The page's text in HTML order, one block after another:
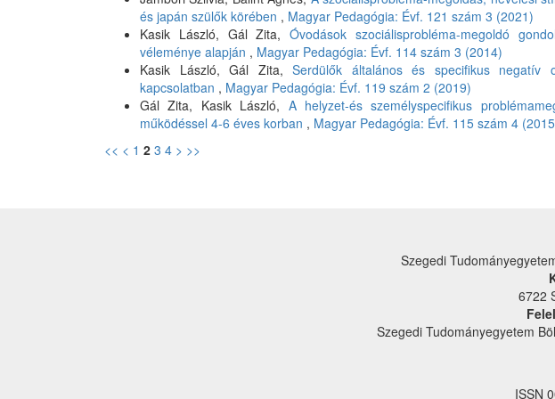
és japán szülők körében , Magyar Pedagógia: Évf. 121 szám 3 (2021)
Kasik László, Gál Zita,Óvodások szociálisprobléma-megoldó
véleménye alapján , Magyar Pedagógia: Évf. 114 szám 3 (2014)
Kasik László, Gál Zita,Serdülők általános és specifikus negatív
kapcsolatban , Magyar Pedagógia: Évf. 119 szám 2 (2019)
Gál Zita, Kasik László, A helyzet-és személyspecifikus
működéssel 4-6 éves korban , Magyar Pedagógia: Évf. 115 szám 4
<< < 1 2 3 4 > >>
Szegedi
6722
Szegedi Tudományegyetem
ISSN